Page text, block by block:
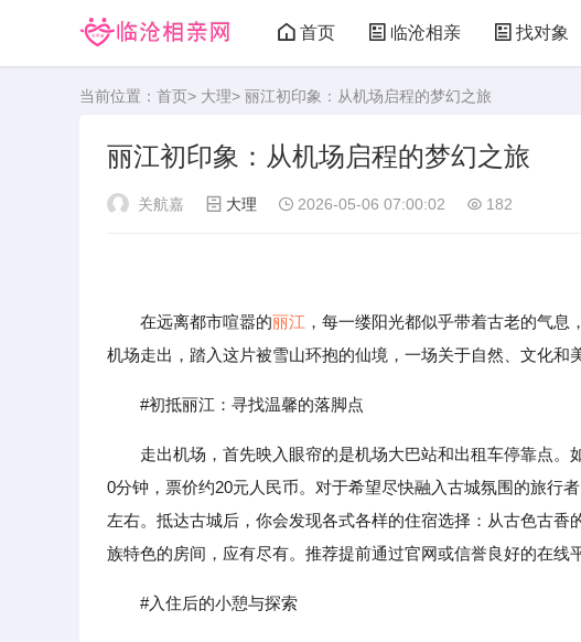
首页 临沧相亲 找对象
当前位置： 首页> 大理> 丽江初印象：从机场启程的梦幻之旅
丽江初印象：从机场启程的梦幻之旅
关航嘉 大理 2026-05-06 07:00:02 182
在远离都市喧嚣的丽江 ，每一缕阳光都似乎带着古老的气
机场走出，踏入这片被雪山环抱的仙境，一场关于自然、文化和
#初抵丽江：寻找温馨的落脚点
走出机场，首先映入眼帘的是机场大巴站和出租车停靠点
0分钟，票价约20元人民币。对于希望尽快融入古城氛围的旅行
左右。抵达古城后，你会发现各式各样的住宿选择：从古色古
族特色的房间，应有尽有。推荐提前通过官网或信誉良好的在线
#入住后的小憩与探索